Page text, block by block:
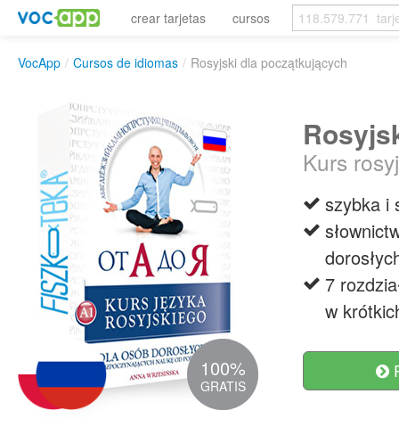
crear tarjetas cursos
VocApp / Cursos de idiomas / Rosyjski dla początkujących
100%
GRATIS
Kurs
szybka i
7
w